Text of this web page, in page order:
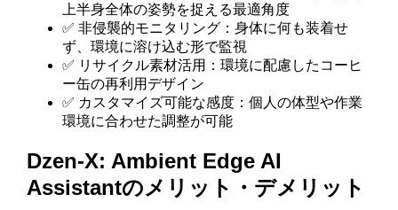
上半身全体の姿勢を捉える最適角度
✅ 非侵襲的モニタリング：身体に何も装着せ
ず、環境に溶け込む形で監視
✅ リサイクル素材活用：環境に配慮したコーヒ
ー缶の再利用デザイン
✅ カスタマイズ可能な感度：個人の体型や作業
環境に合わせた調整が可能
Dzen-X: Ambient Edge AI
Assistantのメリット・デメリット